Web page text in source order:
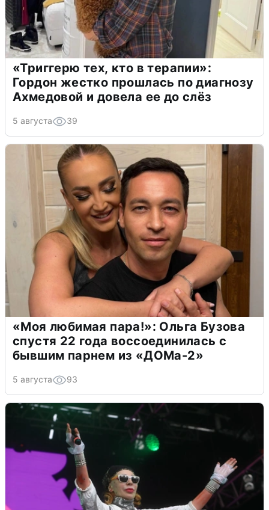
«Триггерю тех, кто в терапии»:
Гордон жестко прошлась по диагнозу
Ахмедовой и довела ее до слёз
5 августа 39
«Моя любимая пара!»: Ольга Бузова
спустя 22 года воссоединилась с
бывшим парнем из «ДОМа-2»
5 августа 93